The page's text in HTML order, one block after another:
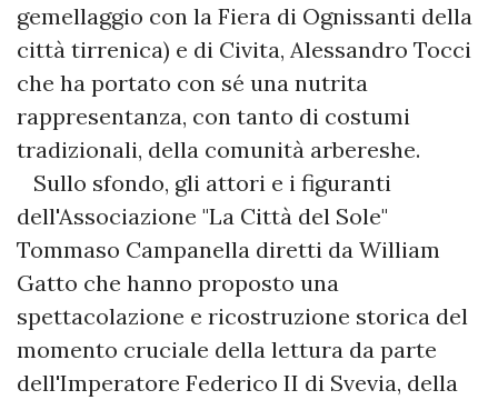
gemellaggio con la Fiera di Ognissanti della
città tirrenica) e di Civita, Alessandro Tocci
che ha portato con sé una nutrita
rappresentanza, con tanto di costumi
tradizionali, della comunità arbereshe.
Sullo sfondo, gli attori e i figuranti
dell'Associazione "La Città del Sole"
Tommaso Campanella diretti da William
Gatto che hanno proposto una
spettacolazione e ricostruzione storica del
momento cruciale della lettura da parte
dell'Imperatore Federico II di Svevia, della